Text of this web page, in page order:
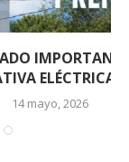
DE LA
EL...